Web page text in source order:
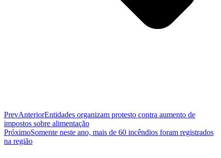
PrevAnteriorEntidades organizam protesto contra aumento de
impostos sobre alimentação
PróximoSomente neste ano, mais de 60 incêndios foram registrados
na região